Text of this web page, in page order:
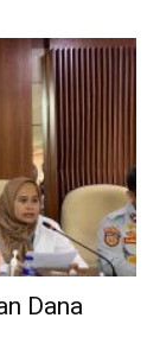
Dana